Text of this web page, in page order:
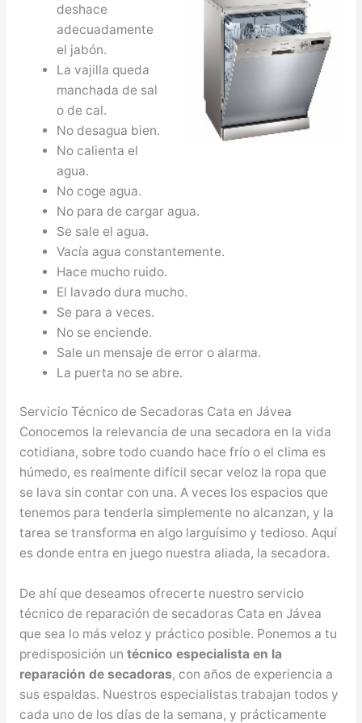
deshace
adecuadamente
el jabón.
La vajilla queda
manchada de sal
o de cal.
No desagua bien.
No calienta el
agua.
No coge agua.
No para de cargar agua.
Se sale el agua.
Vacía agua constantemente.
Hace mucho ruido.
El lavado dura mucho.
Se para a veces.
No se enciende.
Sale un mensaje de error o alarma.
La puerta no se abre.
Servicio Técnico de Secadoras Cata en Jávea
Conocemos la relevancia de una secadora en la vida
cotidiana, sobre todo cuando hace frío o el clima es
húmedo, es realmente difícil secar veloz la ropa que
se lava sin contar con una. A veces los espacios que
tenemos para tenderla simplemente no alcanzan, y la
tarea se transforma en algo larguísimo y tedioso. Aquí
es donde entra en juego nuestra aliada, la secadora.
De ahí que deseamos ofrecerte nuestro servicio
técnico de reparación de secadoras Cata en Jávea
que sea lo más veloz y práctico posible. Ponemos a tu
predisposición un técnico especialista en la
reparación de secadoras, con años de experiencia a
sus espaldas. Nuestros especialistas trabajan todos y
cada uno de los días de la semana, y prácticamente